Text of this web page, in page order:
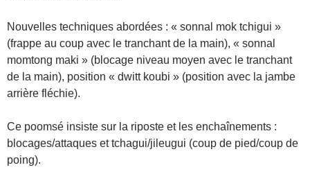
Nouvelles techniques abordées : « sonnal mok tchigui »
(frappe au coup avec le tranchant de la main), « sonnal
momtong maki » (blocage niveau moyen avec le tranchant
de la main), position « dwitt koubi » (position avec la jambe
arrière fléchie).
Ce poomsé insiste sur la riposte et les enchaînements :
blocages/attaques et tchagui/jileugui (coup de pied/coup de
poing).